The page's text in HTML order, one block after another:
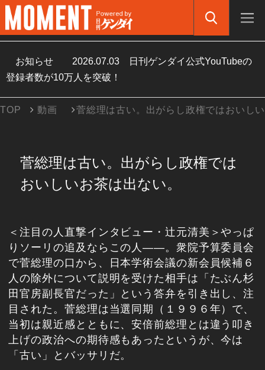
お知らせ 2026.07.03
日刊ゲンダイ公式YouTubeの
登録者数が10万人を突破！
TOP 動画 菅総理は古い。出がらし政権ではおいし
菅総理は古い。出がらし政権では
おいしいお茶は出ない。
＜注目の人直撃インタビュー・辻元清美＞やっぱ
りソーリの追及ならこの人――。衆院予算委員会
で菅総理の口から、日本学術会議の新会員候補６
人の除外について説明を受けた相手は「たぶん杉
田官房副長官だった」という答弁を引き出し、注
目された。菅総理は当選同期（１９９６年）で、
当初は親近感とともに、安倍前総理とは違う叩き
上げの政治への期待感もあったというが、今は
「古い」とバッサリだ。